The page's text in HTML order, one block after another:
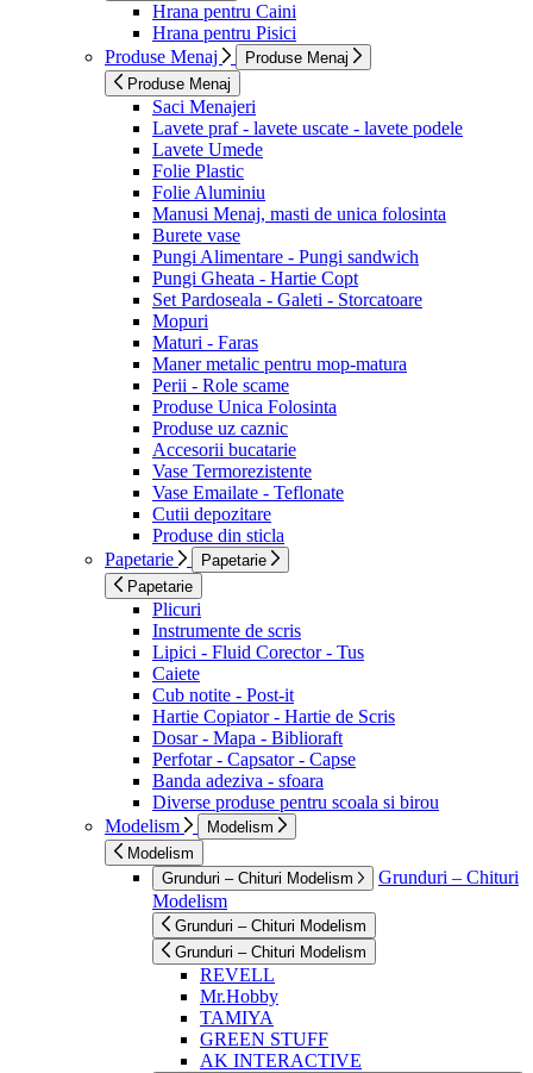
Hrana pentru Caini
Hrana pentru Pisici
Produse Menaj
Produse Menaj
Produse Menaj
Saci Menajeri
Lavete praf - lavete uscate - lavete podele
Lavete Umede
Folie Plastic
Folie Aluminiu
Manusi Menaj, masti de unica folosinta
Burete vase
Pungi Alimentare - Pungi sandwich
Pungi Gheata - Hartie Copt
Set Pardoseala - Galeti - Storcatoare
Mopuri
Maturi - Faras
Maner metalic pentru mop-matura
Perii - Role scame
Produse Unica Folosinta
Produse uz caznic
Accesorii bucatarie
Vase Termorezistente
Vase Emailate - Teflonate
Cutii depozitare
Produse din sticla
Papetarie
Papetarie
Papetarie
Plicuri
Instrumente de scris
Lipici - Fluid Corector - Tus
Caiete
Cub notite - Post-it
Hartie Copiator - Hartie de Scris
Dosar - Mapa - Biblioraft
Perfotar - Capsator - Capse
Banda adeziva - sfoara
Diverse produse pentru scoala si birou
Modelism
Modelism
Modelism
Grunduri – Chituri Modelism
Grunduri – Chituri
Modelism
Grunduri – Chituri Modelism
Grunduri – Chituri Modelism
REVELL
Mr.Hobby
TAMIYA
GREEN STUFF
AK INTERACTIVE